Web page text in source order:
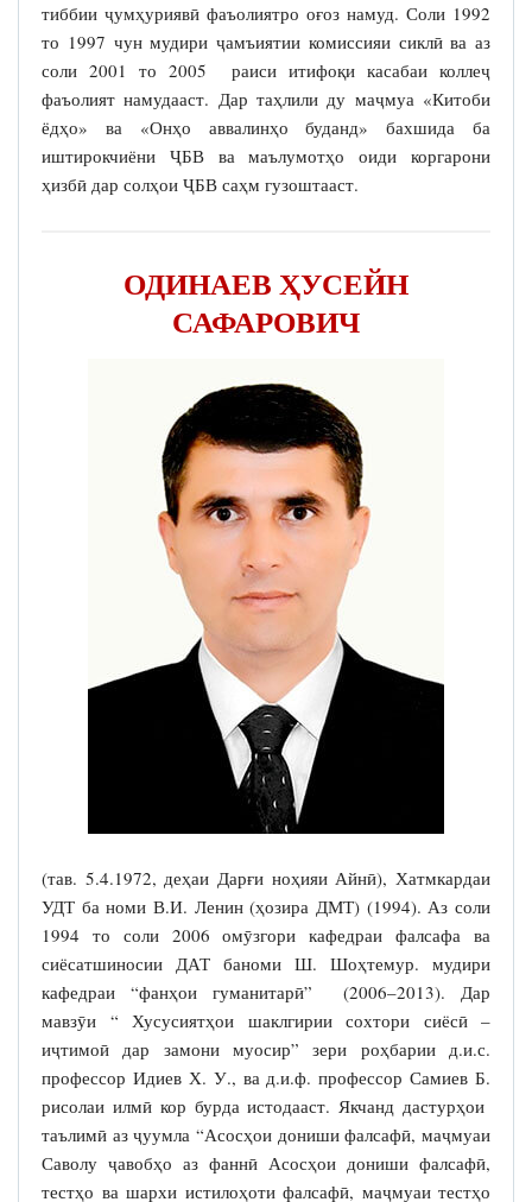
тиббии ҷумҳуриявӣ фаъолиятро оғоз намуд. Соли 1992
то 1997 чун мудири ҷамъиятии комиссияи сиклӣ ва аз
соли 2001 то 2005 раиси итифоқи касабаи коллеҷ
фаъолият намудааст. Дар таҳлили ду маҷмуа «Китоби
ёдҳо» ва «Онҳо аввалинҳо буданд» бахшида ба
иштирокчиёни ҶБВ ва маълумотҳо оиди коргарони
ҳизбӣ дар солҳои ҶБВ саҳм гузоштааст.
ОДИНАЕВ ҲУСЕЙН
САФАРОВИЧ
(тав. 5.4.1972, деҳаи Дарғи ноҳияи Айнӣ), Хатмкардаи
УДТ ба номи В.И. Ленин (ҳозира ДМТ) (1994). Аз соли
1994 то соли 2006 омӯзгори кафедраи фалсафа ва
сиёсатшиносии ДАТ баноми Ш. Шоҳтемур. мудири
кафедраи “фанҳои гуманитарӣ” (2006–2013). Дар
мавзӯи “ Хусусиятҳои шаклгирии сохтори сиёсӣ –
иҷтимоӣ дар замони муосир” зери роҳбарии д.и.с.
профессор Идиев Х. У., ва д.и.ф. профессор Самиев Б.
рисолаи илмӣ кор бурда истодааст. Якчанд дастурҳои
таълимӣ аз ҷуумла “Асосҳои дониши фалсафӣ, маҷмуаи
Саволу ҷавобҳо аз фаннӣ Асосҳои дониши фалсафӣ,
тестҳо ва шархи истилоҳоти фалсафӣ, маҷмуаи тестҳо